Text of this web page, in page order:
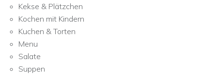
Kekse & Plätzchen
Kochen mit Kindern
Kuchen & Torten
Menu
Salate
Suppen